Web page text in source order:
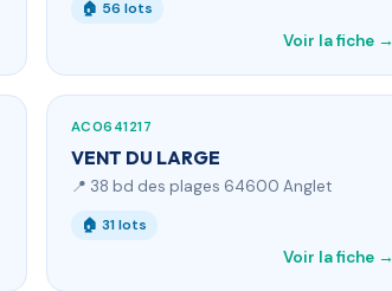
🏠 56 lots
Voir la fiche →
AC0641217
VENT DU LARGE
📍 38 bd des plages 64600 Anglet
🏠 31 lots
Voir la fiche →